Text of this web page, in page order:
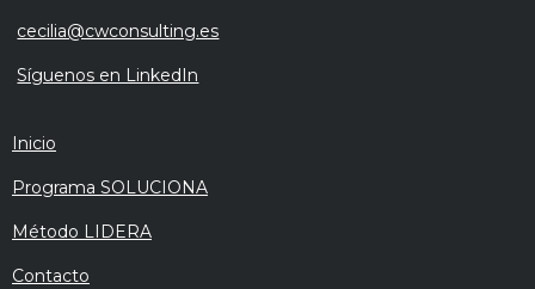
cecilia@cwconsulting.es
Síguenos en LinkedIn
Inicio
Programa SOLUCIONA
Método LIDERA
Contacto